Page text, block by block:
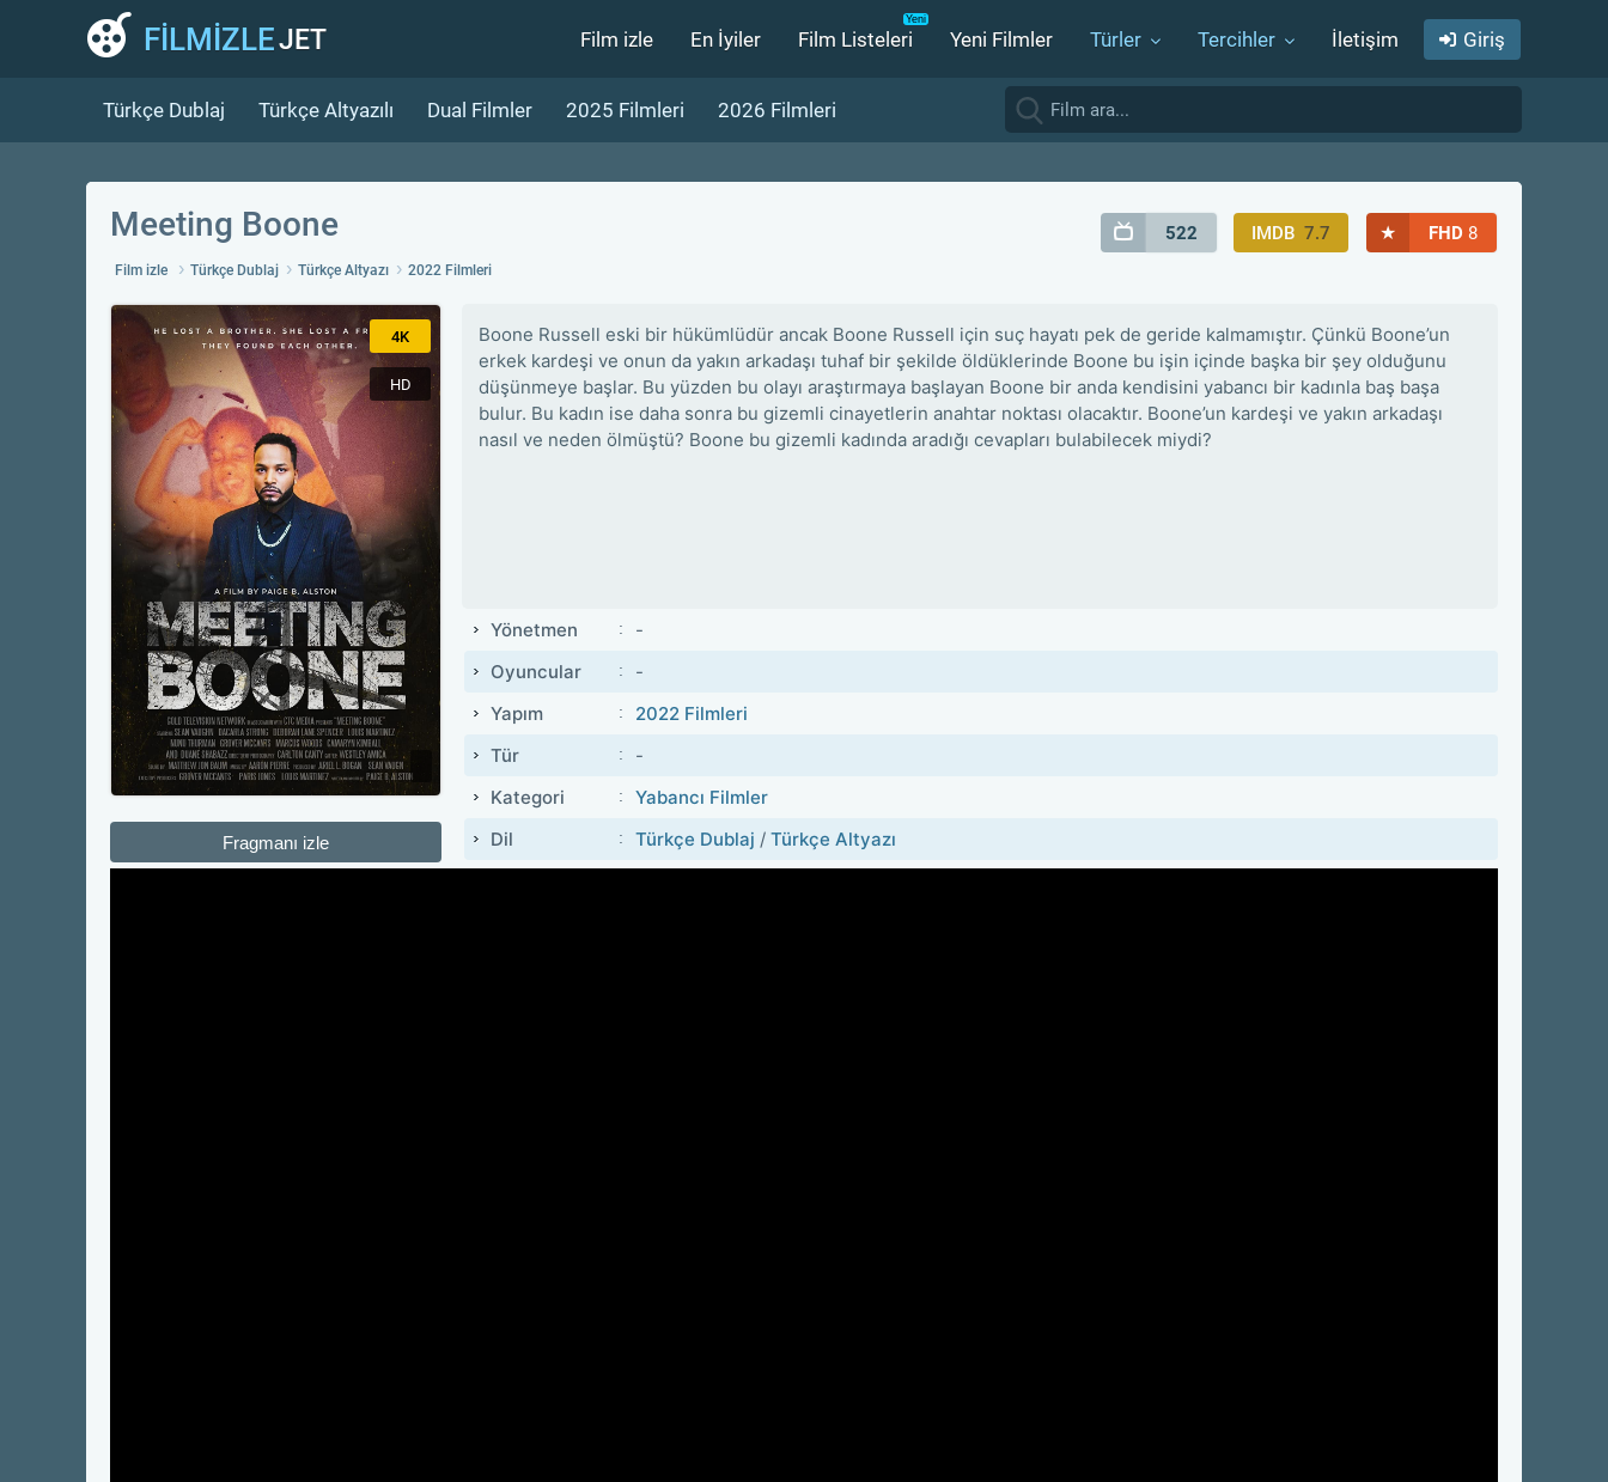
FİLMİZLEJET Film izle En İyiler Film Listeleri Yeni Filmler Türler Tercihler İletişim Giriş
Türkçe Dublaj Türkçe Altyazılı Dual Filmler 2025 Filmleri 2026 Filmleri
Meeting Boone
Film izle Türkçe Dublaj Türkçe Altyazı 2022 Filmleri
522 IMDB 7.7 ★ FHD 8
4K
HD
Fragmanı izle
Boone Russell eski bir hükümlüdür ancak Boone Russell için suç hayatı pek de geride kalmamıştır. Çünkü Boone’un
erkek kardeşi ve onun da yakın arkadaşı tuhaf bir şekilde öldüklerinde Boone bu işin içinde başka bir şey olduğunu
düşünmeye başlar. Bu yüzden bu olayı araştırmaya başlayan Boone bir anda kendisini yabancı bir kadınla baş başa
bulur. Bu kadın ise daha sonra bu gizemli cinayetlerin anahtar noktası olacaktır. Boone’un kardeşi ve yakın arkadaşı
nasıl ve neden ölmüştü? Boone bu gizemli kadında aradığı cevapları bulabilecek miydi?
Yönetmen
-
Oyuncular
-
Yapım
2022 Filmleri
Tür
-
Kategori
Yabancı Filmler
Dil
Türkçe Dublaj / Türkçe Altyazı